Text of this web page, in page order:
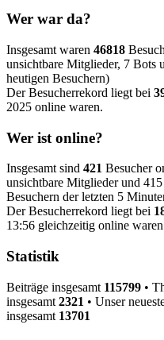
Wer war da?
Insgesamt waren 46818
unsichtbare Mitglieder, 7 Bots
heutigen Besuchern)
Der Besucherrekord liegt bei
2025 online waren.
Wer ist online?
Insgesamt sind 421 Besucher
unsichtbare Mitglieder und
Besuchern der letzten 5
Der Besucherrekord liegt bei
13:56 gleichzeitig online
Statistik
Beiträge insgesamt 115799 •
insgesamt 2321 • Unser
insgesamt 13701